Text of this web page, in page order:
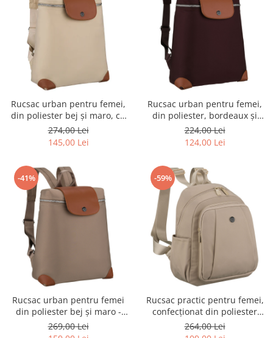
Rucsac urban pentru femei,
din poliester bej și maro, cu
închidere cu fermoar -
Peterson PTR-PTN CPY-10-
2959 ECRU
274,00 Lei
145,00 Lei
Rucsac urban pentru femei,
din poliester, bordeaux și
maro, cu bretele reglabile -
Peterson
224,00 Lei
124,00 Lei
-41%
Rucsac urban pentru femei
din poliester bej și maro -
Peterson PTR-PTN CPY-10-
2973
269,00 Lei
-59%
Rucsac practic pentru femei,
confecționat din poliester
ecru, cu un compartiment -
Peterson PTR-PTN CPY-06-
264,00 Lei